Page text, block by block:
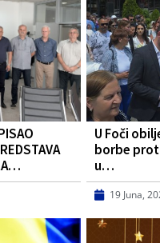
U Foči
borbe
u…
19 Juna,